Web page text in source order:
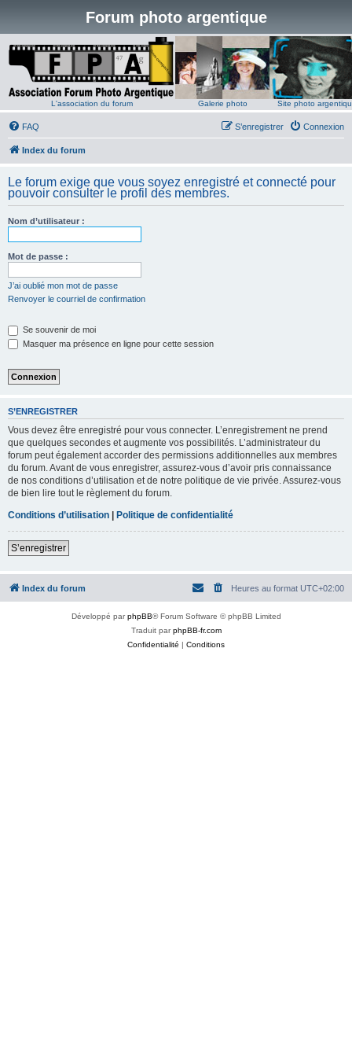
Forum photo argentique
L'association du forum Galerie photo Site photo
FAQ Connexion
S’enregistrer
Index du forum
Le forum exige que vous soyez enregistré et connecté pour
pouvoir consulter le profil des membres.
Nom d’utilisateur :
Mot de passe :
J’ai oublié mon mot de passe
Renvoyer le courriel de confirmation
Se souvenir de moi
Masquer ma présence en ligne pour cette session
S’ENREGISTRER
Vous devez être enregistré pour vous connecter. L’enregistrement ne prend
que quelques secondes et augmente vos possibilités. L’administrateur du
forum peut également accorder des permissions additionnelles aux membres
du forum. Avant de vous enregistrer, assurez-vous d’avoir pris connaissance
de nos conditions d’utilisation et de notre politique de vie privée. Assurez-vous
de bien lire tout le règlement du forum.
Conditions d’utilisation | Politique de confidentialité
S’enregistrer
Index du forum Heures au format UTC+02:00
Développé parphpBB® Forum Software © phpBB Limited
Traduit parphpBB-fr.com
Confidentialité | Conditions